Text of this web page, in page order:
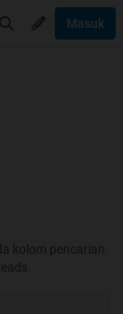
Masuk
kolom pencarian.